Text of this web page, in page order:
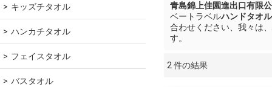
キッズチタオル
ハンカチタオル
フェイスタオル
バスタオル
青島錦上佳園進出口有限
ベートラベルハンドタオ
合わせください、我々は、
す。
2 件の結果
ショーケース